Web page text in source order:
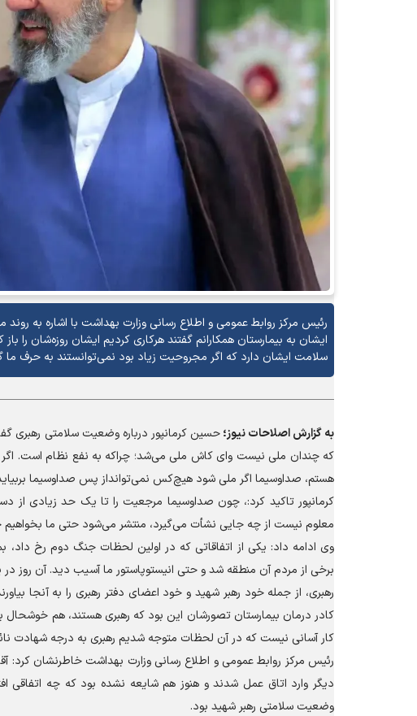
رئیس مرکز روابط عمومی و اطلاع رسانی وزارت بهداشت با اشاره به
ایشان به بیمارستان همکارانم گفتند هرکاری کردیم ایشان روزه‌شان را
سلامت ایشان دارد که اگر مجروحیت زیاد بود نمی‌توانستند به حرف
به گزارشاصلاحات نیوز؛حسین کرمانپور درباره وضعیت سلامتی رهبری
که چندان ملی نیست و‌ای کاش ملی می‌شد؛ چراکه به نفع نظام است.
هستم، صداوسیما اگر ملی شود هیچ‌کس نمی‌توانداز پس صداوسیما
کرمانپور تاکید کرد:، چون صداوسیما مرجعیت را تا یک حد زیادی
معلوم نیست از چه جایی نشأت می‌گیرد، منتشر می‌شود حتی ما بخواهیم
وی ادامه داد: یکی از اتفاقاتی که در اولین لحظات جنگ دوم رخ داد،
برخی از مردم آن منطقه شد و حتی انیستوپاستور ما آسیب دید. آن روز
رهبری، از جمله خود رهبر شهید و خود اعضای دفتر رهبری را به آنجا
کادر درمان بیمارستان تصورشان این بود که رهبری هستند، هم خوشحال
کار آسانی نیست که در آن لحظات متوجه شدیم رهبری به درجه شهادت
رئیس مرکز روابط عمومی و اطلاع رسانی وزارت بهداشت خاطرنشان کرد:
دیگر وارد اتاق عمل شدند و هنوز هم شایعه نشده بود که چه
وضعیت سلامتی رهبر شهید بود.